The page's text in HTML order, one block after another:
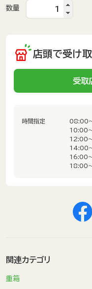
数量
店頭で受け
受取
時間指定
08:00
10:00
12:00
14:00
16:00
18:00
関連カテゴリ
重箱